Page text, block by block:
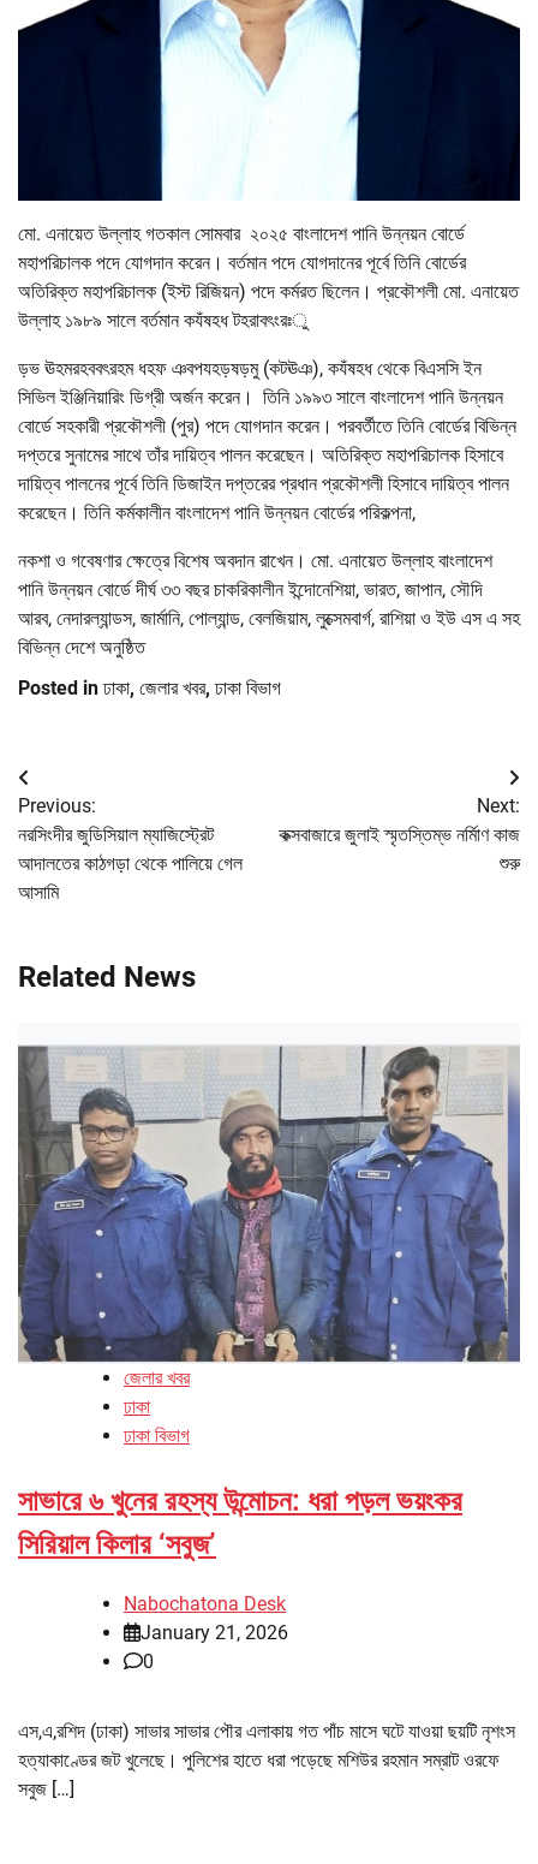
মো. এনায়েত উল্লাহ গতকাল সোমবার ২০২৫ বাংলাদেশ পানি উন্নয়ন বোর্ডে
মহাপরিচালক পদে যোগদান করেন। বর্তমান পদে যোগদানের পূর্বে তিনি বোর্ডের
অতিরিক্ত মহাপরিচালক (ইস্ট রিজিয়ন) পদে কর্মরত ছিলেন। প্রকৌশলী মো. এনায়েত
উল্লাহ ১৯৮৯ সালে বর্তমান কযঁষহধ টহরাবৎংরঃু
ড়ভ ঊহমরহববৎরহম ধহফ ঞবপযহড়ষড়মু (কটঊঞ), কযঁষহধ থেকে বিএসসি ইন
সিভিল ইঞ্জিনিয়ারিং ডিগ্রী অর্জন করেন। তিনি ১৯৯৩ সালে বাংলাদেশ পানি উন্নয়ন
বোর্ডে সহকারী প্রকৌশলী (পুর) পদে যোগদান করেন। পরবর্তীতে তিনি বোর্ডের বিভিন্ন
দপ্তরে সুনামের সাথে তাঁর দায়িত্ব পালন করেছেন। অতিরিক্ত মহাপরিচালক হিসাবে
দায়িত্ব পালনের পূর্বে তিনি ডিজাইন দপ্তরের প্রধান প্রকৌশলী হিসাবে দায়িত্ব পালন
করেছেন। তিনি কর্মকালীন বাংলাদেশ পানি উন্নয়ন বোর্ডের পরিকল্পনা,
নকশা ও গবেষণার ক্ষেত্রে বিশেষ অবদান রাখেন। মো. এনায়েত উল্লাহ বাংলাদেশ
পানি উন্নয়ন বোর্ডে দীর্ঘ ৩৩ বছর চাকরিকালীন ইন্দোনেশিয়া, ভারত, জাপান, সৌদি
আরব, নেদারল্যান্ডস, জার্মানি, পোল্যান্ড, বেলজিয়াম, লুক্সেমবার্গ, রাশিয়া ও ইউ এস এ সহ
বিভিন্ন দেশে অনুষ্ঠিত
Posted in ঢাকা, জেলার খবর, ঢাকা বিভাগ
Post
navigation
Previous:
নরসিংদীর জুডিসিয়াল ম্যাজিস্ট্রেট
আদালতের কাঠগড়া থেকে পালিয়ে গেল
আসামি
Next:
কক্সবাজারে জুলাই স্মৃতস্তিম্ভ নর্মিাণ কাজ
শুরু
Related News
জেলার খবর
ঢাকা
ঢাকা বিভাগ
সাভারে ৬ খুনের রহস্য উন্মোচন: ধরা পড়ল ভয়ংকর
সিরিয়াল কিলার ‘সবুজ’
Nabochatona Desk
January 21, 2026
0
এস,এ,রশিদ (ঢাকা) সাভার সাভার পৌর এলাকায় গত পাঁচ মাসে ঘটে যাওয়া ছয়টি নৃশংস
হত্যাকাণ্ডের জট খুলেছে। পুলিশের হাতে ধরা পড়েছে মশিউর রহমান সম্রাট ওরফে
সবুজ […]